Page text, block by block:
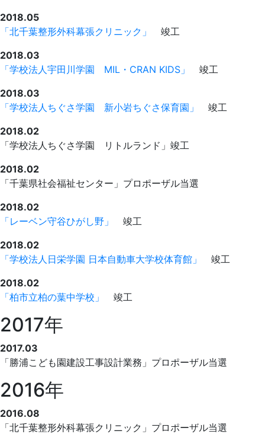
2018.05
「北千葉整形外科幕張クリニック」
竣工
2018.03
「学校法人宇田川学園 MIL・CRAN KIDS」
竣工
2018.03
「学校法人ちぐさ学園 新小岩ちぐさ保育園」
竣工
2018.02
「学校法人ちぐさ学園 リトルランド」竣工
2018.02
「千葉県社会福祉センター」プロポーザル当選
2018.02
「レーベン守谷ひがし野」
竣工
2018.02
「学校法人日栄学園 日本自動車大学校体育館」
竣工
2018.02
「柏市立柏の葉中学校」
竣工
2017年
2017.03
「勝浦こども園建設工事設計業務」プロポーザル当選
2016年
2016.08
「北千葉整形外科幕張クリニック」プロポーザル当選